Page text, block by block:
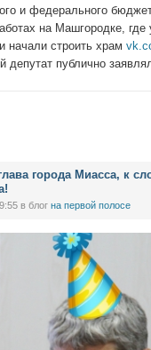
и федерального
на Машгородке,
начали строить храм
публично
города Миасса, к
в блог на первой полосе